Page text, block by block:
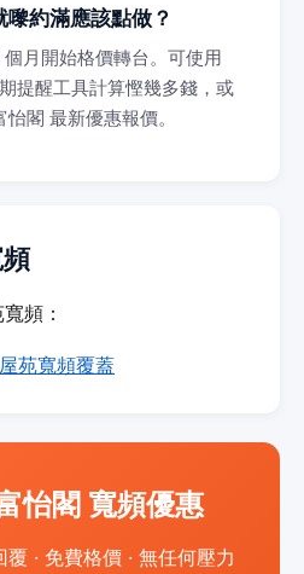
約滿應該點做？
月開始格價轉台。可使用
提醒工具計算慳幾多錢，或
閣 最新優惠報價。
頻：
苑寬頻覆蓋
怡閣 寬頻優惠
· 免費格價 · 無任何壓力